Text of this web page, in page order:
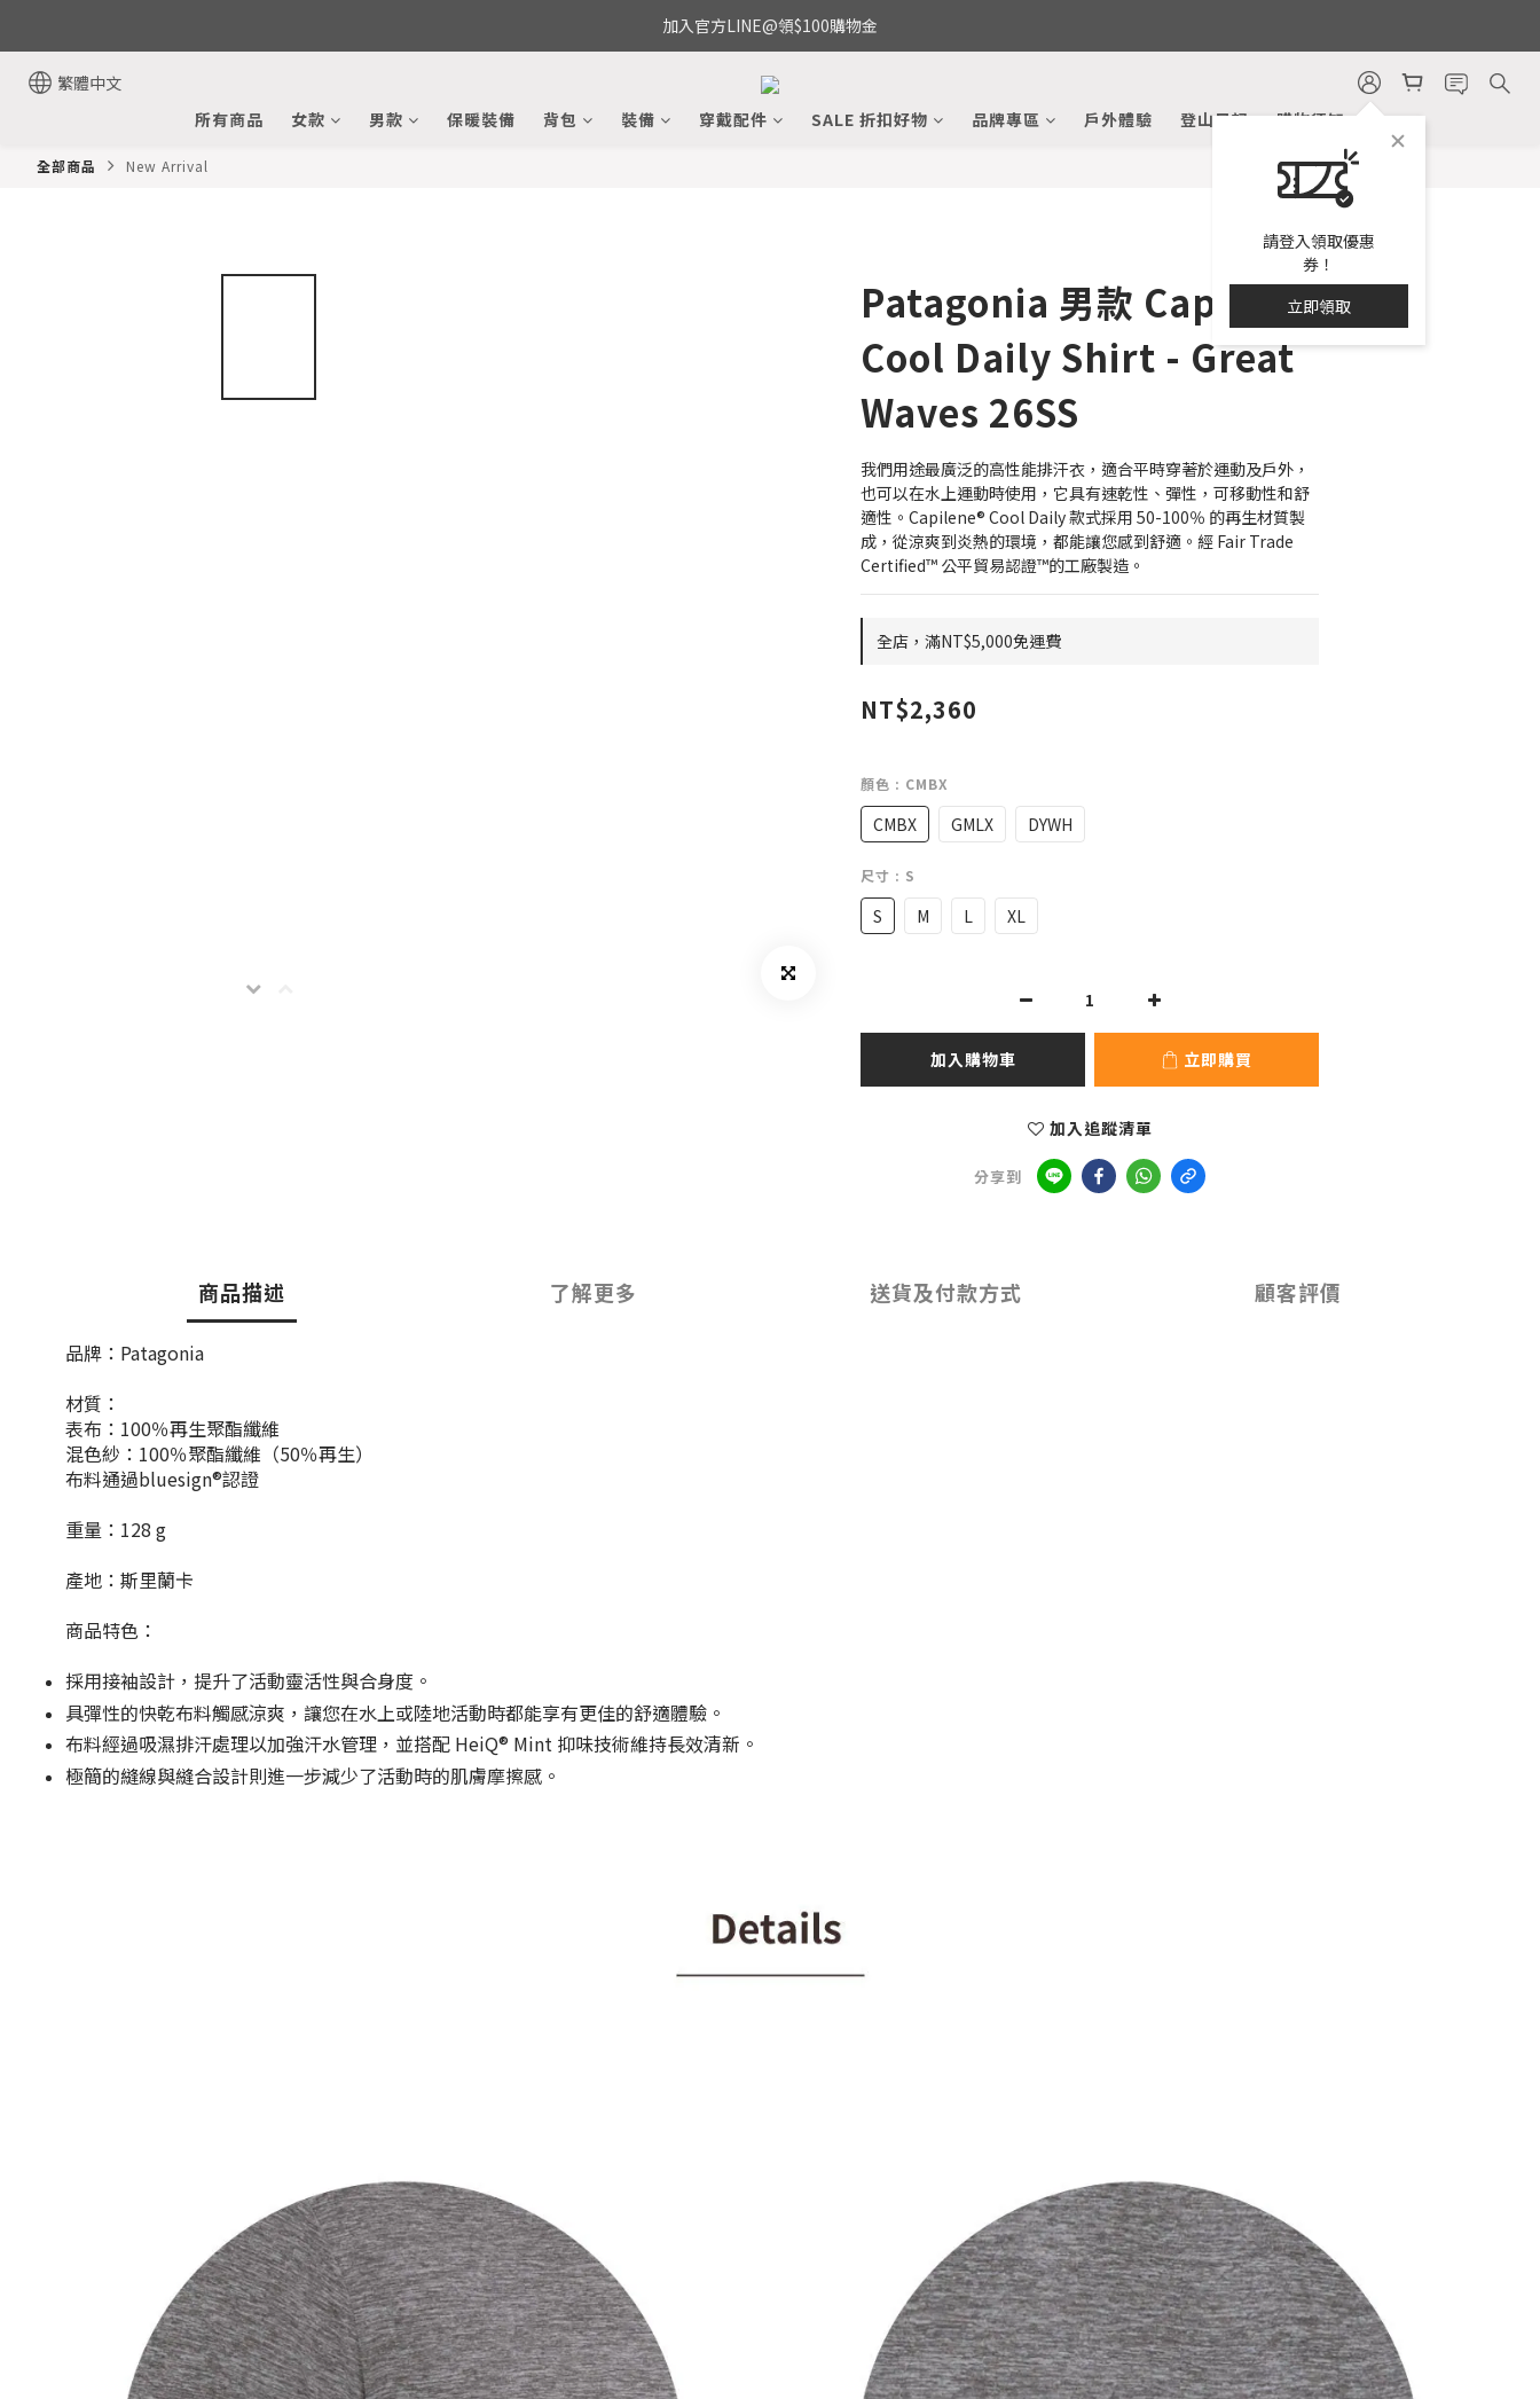
加入官方LINE@領$100購物金
繁體中文
請登入領取優惠
券！
立即領取
所有商品 女款 男款 保暖裝備 背包 裝備 穿戴配件 SALE 折扣好物 品牌專區 戶外體驗 登山日記 購物須知
全部商品 New Arrival
Patagonia 男款 Capilene
Cool Daily Shirt - Great
Waves 26SS
我們用途最廣泛的高性能排汗衣，適合平時穿著於運動及戶外，
也可以在水上運動時使用，它具有速乾性、彈性，可移動性和舒
適性。Capilene® Cool Daily 款式採用 50-100％ 的再生材質製
成，從涼爽到炎熱的環境，都能讓您感到舒適。經 Fair Trade
Certified™ 公平貿易認證™的工廠製造。
全店，滿NT$5,000免運費
NT$2,360
顏色 : CMBX
CMBX GMLX DYWH
尺寸 : S
S M L XL
加入購物車 立即購買
加入追蹤清單
分享到
商品描述 了解更多 送貨及付款方式 顧客評價
品牌：Patagonia
材質：
表布：100％再生聚酯纖維
混色紗：100％聚酯纖維（50％再生）
布料通過bluesign®認證
重量：128 g
產地：斯里蘭卡
商品特色：
採用接袖設計，提升了活動靈活性與合身度。
具彈性的快乾布料觸感涼爽，讓您在水上或陸地活動時都能享有更佳的舒適體驗。
布料經過吸濕排汗處理以加強汗水管理，並搭配 HeiQ® Mint 抑味技術維持長效清新。
極簡的縫線與縫合設計則進一步減少了活動時的肌膚摩擦感。
立即購買